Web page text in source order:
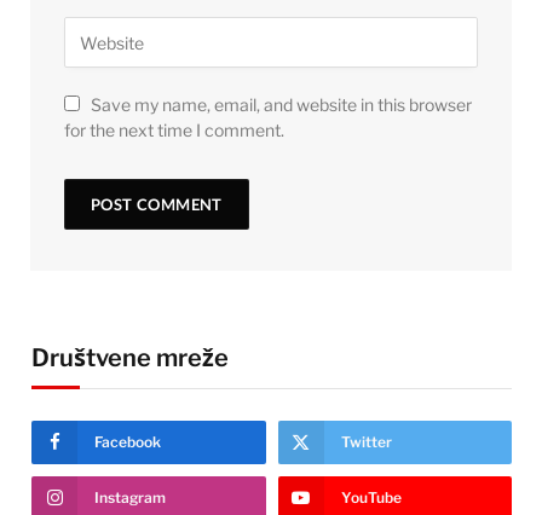
Save my name, email, and website in this browser
for the next time I comment.
Društvene mreže
Facebook Twitter
Instagram YouTube